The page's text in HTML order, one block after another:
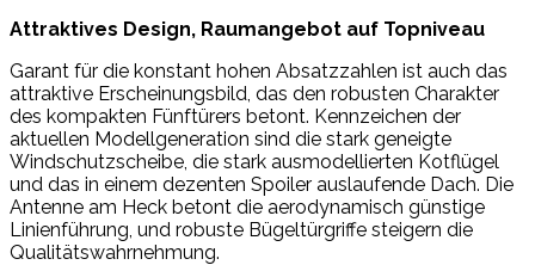
Attraktives Design, Raumangebot auf Topniveau
Garant für die konstant hohen Absatzzahlen ist auch das
attraktive Erscheinungsbild, das den robusten Charakter
des kompakten Fünftürers betont. Kennzeichen der
aktuellen Modellgeneration sind die stark geneigte
Windschutzscheibe, die stark ausmodellierten Kotflügel
und das in einem dezenten Spoiler auslaufende Dach. Die
Antenne am Heck betont die aerodynamisch günstige
Linienführung, und robuste Bügeltürgriffe steigern die
Qualitätswahrnehmung.